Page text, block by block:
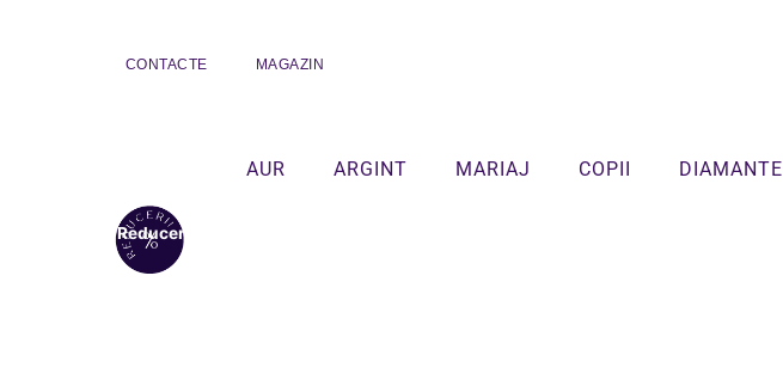
CONTACTE MAGAZIN
AUR ARGINT MARIAJ COPII DIAMANTE
Reduceri!